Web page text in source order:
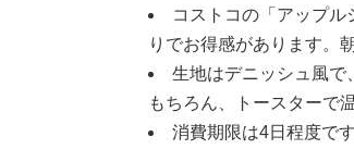
コストコの「アップ
りでお得感があります。
生地はデニッシュ風で
もちろん、トースターで
消費期限は4日程度で